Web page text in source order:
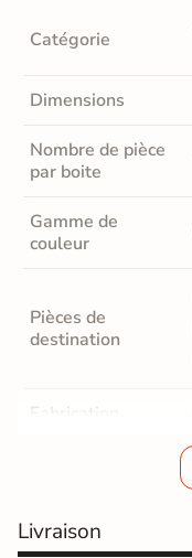
Catégorie
Dimensions
Nombre de pièce
par boite
Gamme de
couleur
Pièces de
destination
Fabrication
antidérapant
Livraison